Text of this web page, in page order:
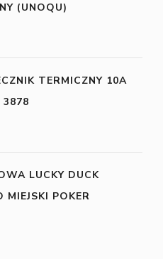
(UNOQU)
TERMICZNY 10A
3878
LUCKY DUCK
MIEJSKI POKER